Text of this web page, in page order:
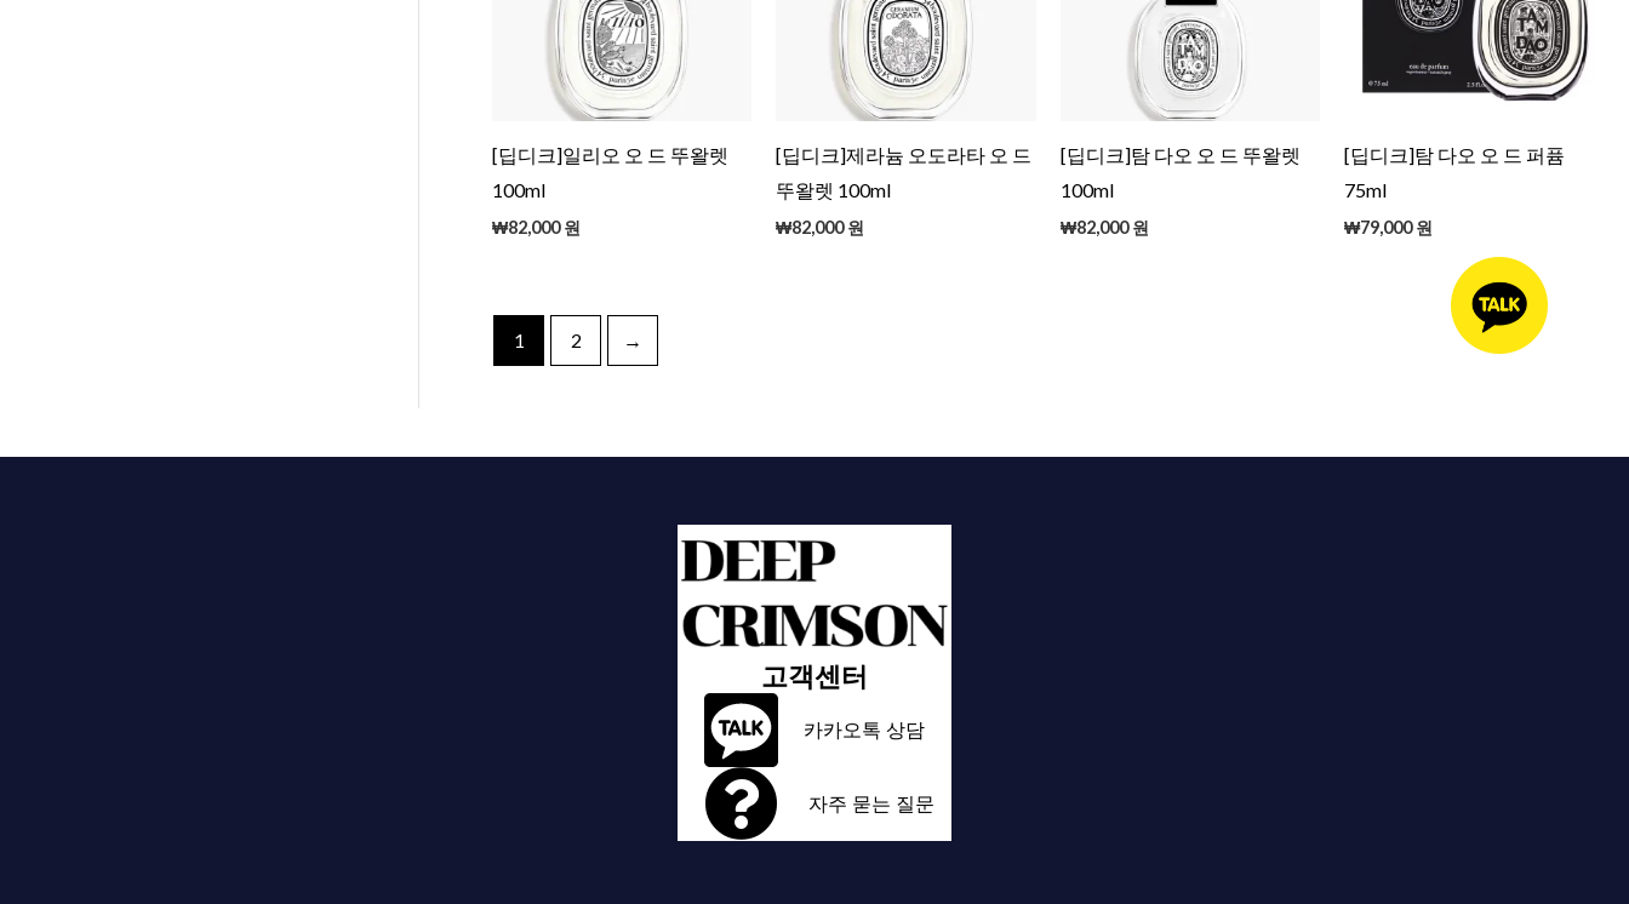
[딥디크]일리오 오 드 뚜왈렛
100ml
₩82,000원
[딥디크]제라늄 오도라타 오 드
뚜왈렛 100ml
₩82,000원
[딥디크]탐 다오 오 드 뚜왈렛
100ml
₩82,000원
[딥디크]탐 다오 오 드 퍼퓸
75ml
₩79,000원
1 2 →
고객센터
카카오톡 상담
자주 묻는 질문